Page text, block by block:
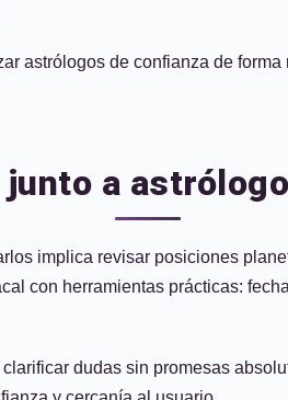
astrólogos de confianza de
a
implica revisar posiciones
con herramientas prácticas:
dudas sin promesas